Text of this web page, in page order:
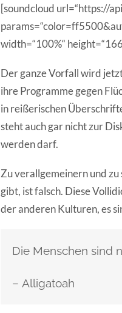
[soundcloud url=“https://
width=“100%“
Der ganze Vorfall wird
ihre Programme gegen
in reißerischen
steht auch gar nicht zur
werden darf.
Zu verallgemeinern und
gibt, ist falsch. Diese
der anderen Kulturen, es
Die Menschen sind
– Alligatoah